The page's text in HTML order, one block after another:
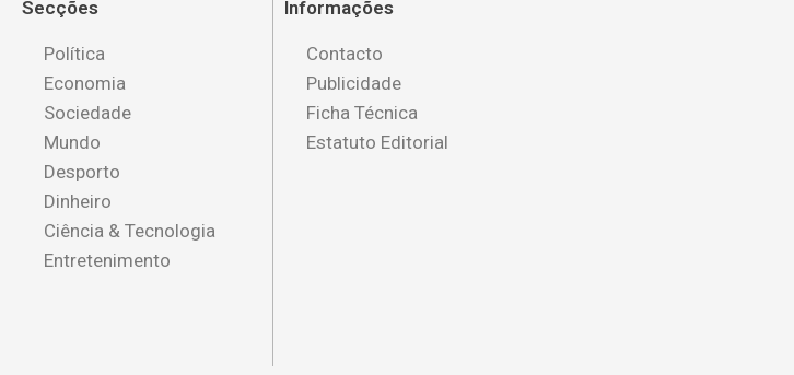
Secções
Política
Economia
Sociedade
Mundo
Desporto
Dinheiro
Ciência & Tecnologia
Entretenimento
Informações
Contacto
Publicidade
Ficha Técnica
Estatuto Editorial